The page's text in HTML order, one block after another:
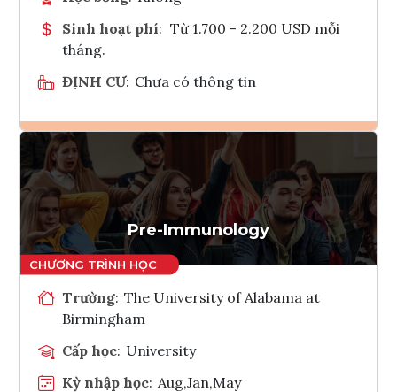
Sinh hoạt phí: Từ 1.700 - 2.200 USD mỗi
tháng.
ĐỊNH CƯ: Chưa có thông tin
Ghi danh
Tham vấn Interlink
Pre-Immunology
Trường: The University of Alabama at
Birmingham
Cấp học: University
Kỳ nhập học: Aug,Jan,May